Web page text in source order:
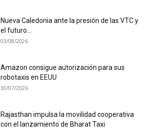
Nueva Caledonia ante la presión de las VTC y
el futuro...
03/08/2026
Amazon consigue autorización para sus
robotaxis en EEUU
30/07/2026
Rajasthan impulsa la movilidad cooperativa
con el lanzamiento de Bharat Taxi